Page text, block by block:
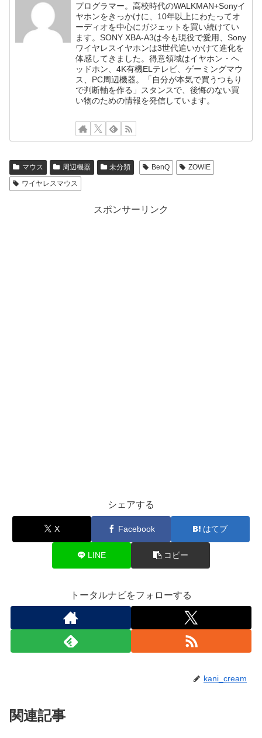
プログラマー。高校時代のWALKMAN+Sonyイ
ヤホンをきっかけに、10年以上にわたってオ
ーディオを中心にガジェットを買い続けてい
ます。SONY XBA-A3は今も現役で愛用、Sony
ワイヤレスイヤホンは3世代追いかけて進化を
体感してきました。得意領域はイヤホン・ヘ
ッドホン、4K有機ELテレビ、ゲーミングマウ
ス、PC周辺機器。「自分が本気で買うつもり
で判断軸を作る」スタンスで、後悔のない買
い物のための情報を発信しています。
マウス 周辺機器 未分類 BenQ
ZOWIE
ワイヤレスマウス
スポンサーリンク
シェアする
X Facebook はてブ
LINE コピー
トータルナビをフォローする
kani_cream
関連記事